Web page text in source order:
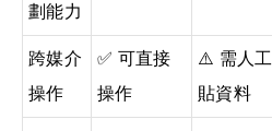
劃能力
跨媒介
操作
✅ 可直接
操作
⚠️ 需人工
貼資料